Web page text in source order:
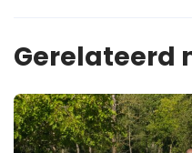
Gerelateerd